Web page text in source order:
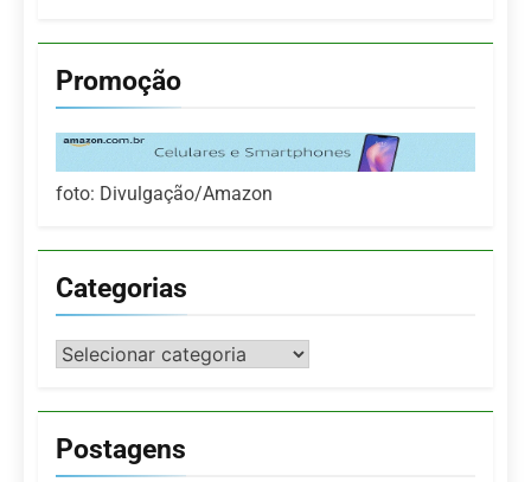
Promoção
foto: Divulgação/Amazon
Categorias
Categorias
Postagens